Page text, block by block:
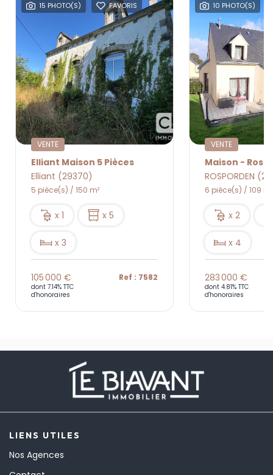
15 PHOTO(S) FAVORIS
VENTE
Elliant Maison 5 Pièces
Elliant (29370)
5 pièce(s) / 150 m²
x 1 x 5
x 3
105 000 €
dont 7.14% TTC
d'honoraires
Ref : 7582
10 PHOTO(S)
VENTE
ROSPORDEN
6 pièce(s) / 109 m²
x 2
x 4
283 000 €
dont 4.81% TTC
d'honoraires
LIENS UTILES
Nos Agences